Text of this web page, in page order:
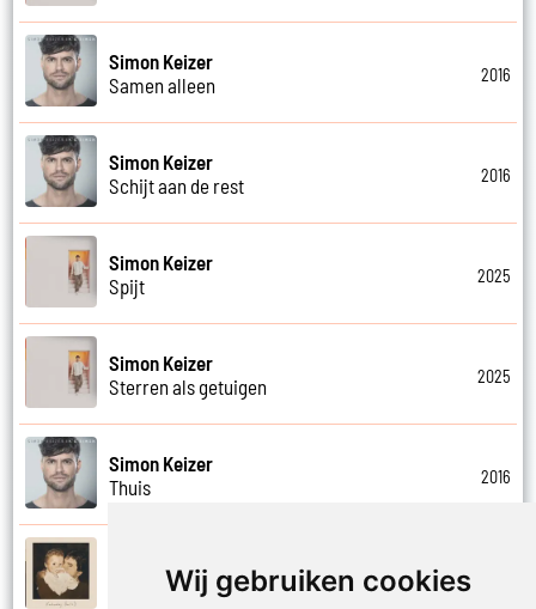
Wij gebruiken cookies
Simon Keizer
Samen alleen
2016
Simon Keizer
Schijt aan de rest
2016
Simon Keizer
Spijt
2025
Simon Keizer
Sterren als getuigen
2025
Simon Keizer
Thuis
2016
Simon Keizer
Vaderdag (deel 2)